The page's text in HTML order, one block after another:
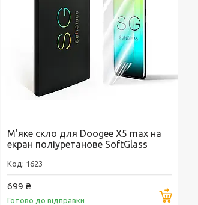
Купити
М'яке скло для Doogee X5 max на
екран поліуретанове SoftGlass
1623
699 ₴
Готово до відправки